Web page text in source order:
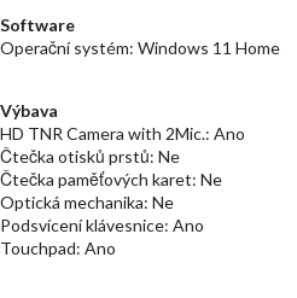
Software
Operační systém: Windows 11 Home
Výbava
HD TNR Camera with 2Mic.: Ano
Čtečka otisků prstů: Ne
Čtečka paměťových karet: Ne
Optická mechanika: Ne
Podsvícení klávesnice: Ano
Touchpad: Ano